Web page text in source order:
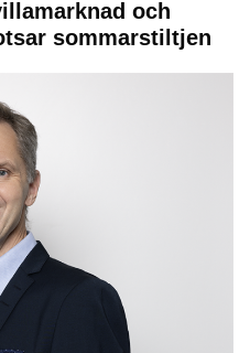
och
sommarstiltjen